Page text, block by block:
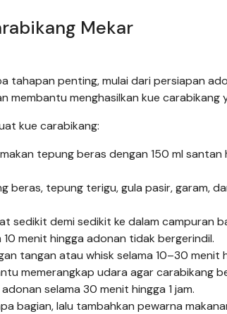
Mekar
tahapan penting, mulai dari persiapan
membantu menghasilkan kue carabikang
kue carabikang:
tepung beras dengan 150 ml santan
beras, tepung terigu, gula pasir, garam,
sedikit demi sedikit ke dalam campuran
menit hingga adonan tidak bergerindil.
tangan atau whisk selama 10–30 menit
memerangkap udara agar carabikang
selama 30 menit hingga 1 jam.
bagian, lalu tambahkan pewarna